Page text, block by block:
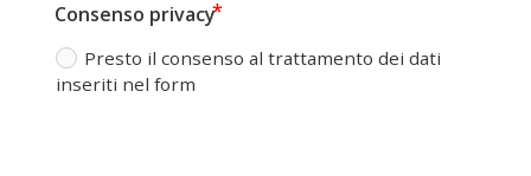
Consenso privacy
Presto il consenso al trattamento dei dati
inseriti nel form